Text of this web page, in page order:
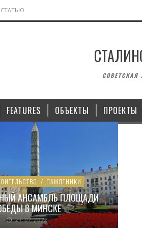
СОВЕТСКАЯ
FEATURES ОБЪЕКТЫ ПРОЕКТЫ
/ ПАМЯТНИКИ
АНСАМБЛЬ ПЛОЩАДИ
В МИНСКЕ
21.07.2022